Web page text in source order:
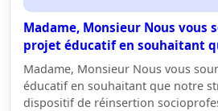
Madame, Monsieur Nous vous
projet éducatif en souhaitant
Madame, Monsieur Nous vous
éducatif en souhaitant que notre
dispositif de réinsertion